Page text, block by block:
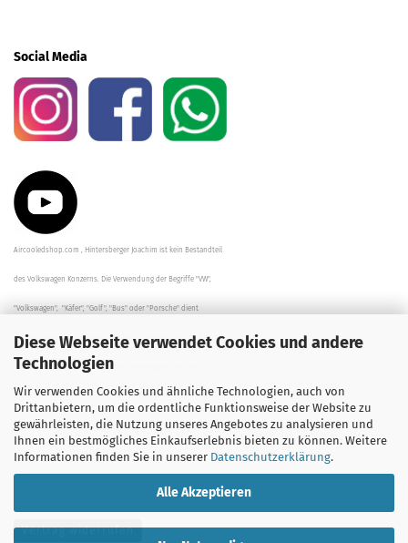
Diese Webseite verwendet Cookies und andere
Technologien
Wir verwenden Cookies und ähnliche Technologien, auch von
Drittanbietern, um die ordentliche Funktionsweise der Website zu
gewährleisten, die Nutzung unseres Angebotes zu analysieren und
Ihnen ein bestmögliches Einkaufserlebnis bieten zu können. Weitere
Informationen finden Sie in unserer Datenschutzerklärung.
Alle Akzeptieren
Social Media
Aircooledshop.com , Hintersberger Joachim ist kein Bestandteil
des Volkswagen Konzerns. Die Verwendung der Begriffe "VW",
"Volkswagen", "Käfer", "Golf", "Bus" oder "Porsche" dient
der Beschreibung der Teile und stellt in keinem Fall eine direkte
Verbindung zu dem Unternehmen "Volkswagen" her/da.
Die Beschreibungen, Zeichnungen und Angaben zur
Verwendung sind sorgfältig überprüft worden.
Vertrag widerrufen